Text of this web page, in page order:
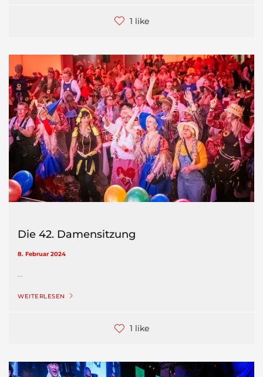
1 like
Die 42. Damensitzung
8. Februar 2024
...
WEITERLESEN
1 like